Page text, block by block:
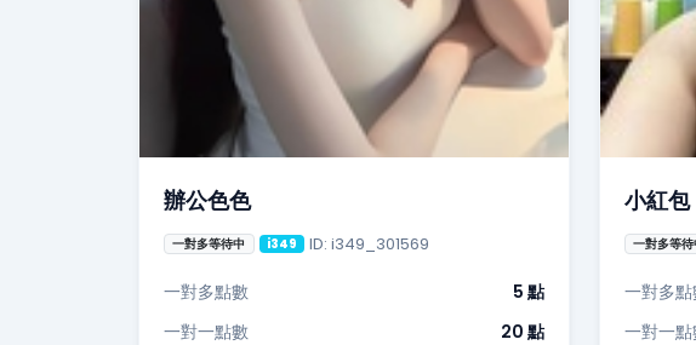
辦公色色
一對多等待中 i349 ID: i349_301569
一對多點數
5 點
一對一點數
20 點
小紅包
一對多等待
一對多
一對一